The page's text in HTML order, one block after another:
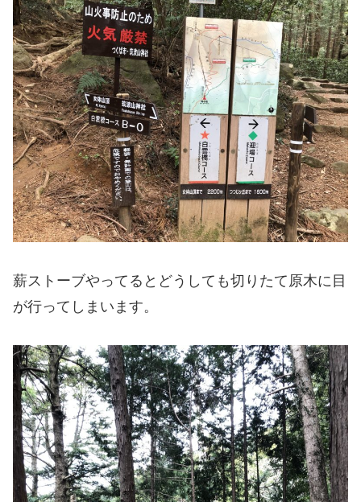
薪ストーブやってるとどうしても切りたて原木に目
が行ってしまいます。